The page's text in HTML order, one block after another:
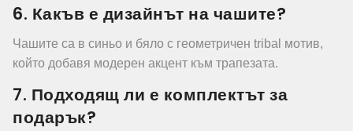
6. Какъв е дизайнът на чашите?
Чашите са в синьо и бяло с геометричен tribal мотив,
който добавя модерен акцент към трапезата.
7. Подходящ ли е комплектът за
подарък?